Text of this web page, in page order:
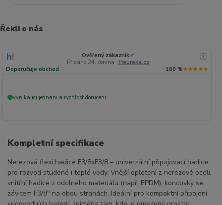
Řekli o nás
Ověřený zákazník ✓
Přidáno 24. června · Heureka.cz
i
Doporučuje obchod 100 %★★★★★
+ vynikajici jednani a rychlost doruceni.
Kompletní specifikace
Nerezová flexi hadice F3/8xF3/8 – univerzální připojovací hadice
pro rozvod studené i teplé vody. Vnější opletení z nerezové oceli,
vnitřní hadice z odolného materiálu (např. EPDM), koncovky se
závitem F3/8" na obou stranách. Ideální pro kompaktní připojení